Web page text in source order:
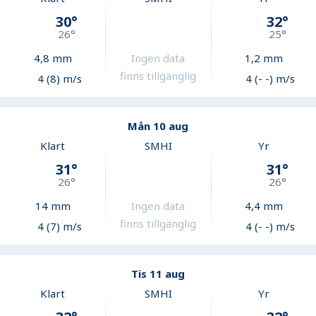
30°
26°
4,8 mm
4 (8) m/s
Ingen data
finns tillgänglig
32°
25°
1,2 mm
4 (- -) m/s
Mån 10 aug
Klart
31°
26°
14mm
4 (7) m/s
SMHI
Ingen data
finns tillgänglig
Yr
31°
26°
4,4mm
4 (- -) m/s
Tis 11 aug
Klart
SMHI Yr